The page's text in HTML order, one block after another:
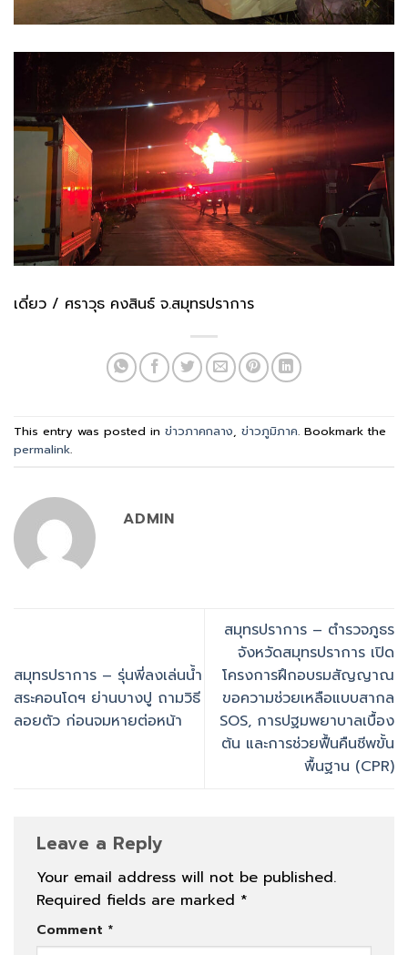
เดี่ยว / ศราวุธ คงสินธ์ จ.สมุทรปราการ
This entry was posted in ข่าวภาคกลาง, ข่าวภูมิภาค. Bookmark the
permalink.
ADMIN
สมุทรปราการ – รุ่นพี่ลงเล่นน้ำ
สระคอนโดฯ ย่านบางปู ถามวิธี
ลอยตัว ก่อนจมหายต่อหน้า
สมุทรปราการ – ตำรวจภูธร
จังหวัดสมุทรปราการ เปิด
โครงการฝึกอบรมสัญญาณ
ขอความช่วยเหลือแบบสากล
SOS, การปฐมพยาบาลเบื้อง
ต้น และการช่วยฟื้นคืนชีพขั้น
พื้นฐาน (CPR)
Leave a Reply
Your email address will not be published.
Required fields are marked *
Comment *